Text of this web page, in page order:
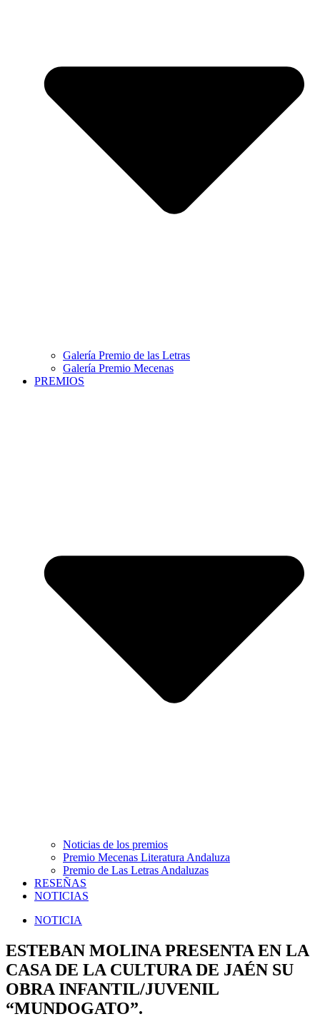
Galería Premio de las Letras
Galería Premio Mecenas
PREMIOS
Noticias de los premios
Premio Mecenas Literatura Andaluza
Premio de Las Letras Andaluzas
RESEÑAS
NOTICIAS
NOTICIA
ESTEBAN MOLINA PRESENTA EN LA
CASA DE LA CULTURA DE JAÉN SU
OBRA INFANTIL/JUVENIL
“MUNDOGATO”.